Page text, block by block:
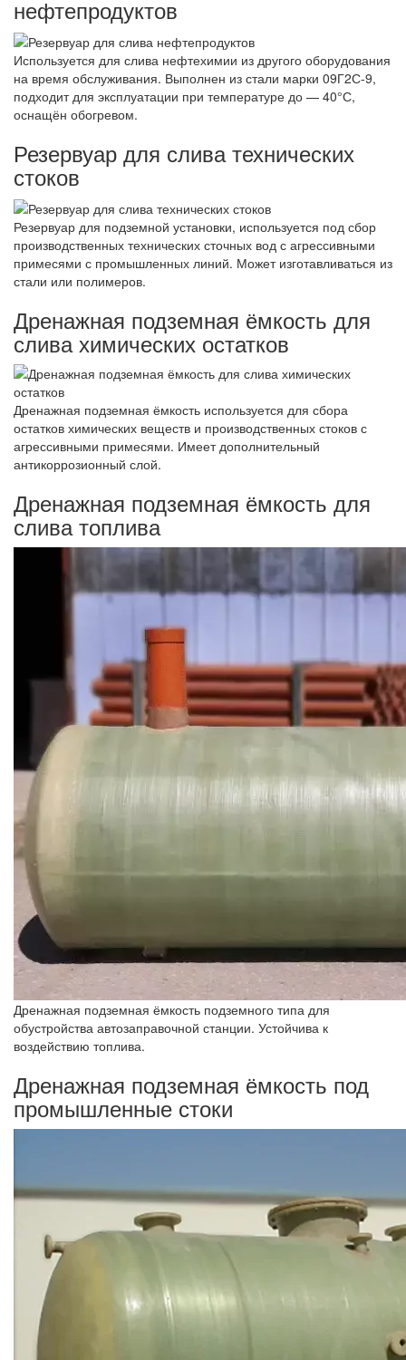
нефтепродуктов
Используется для слива нефтехимии из другого оборудования
на время обслуживания. Выполнен из стали марки 09Г2С-9,
подходит для эксплуатации при температуре до — 40°С,
оснащён обогревом.
Резервуар для слива технических
стоков
Резервуар для подземной установки, используется под сбор
производственных технических сточных вод с агрессивными
примесями с промышленных линий. Может изготавливаться из
стали или полимеров.
Дренажная подземная ёмкость для
слива химических остатков
Дренажная подземная ёмкость используется для сбора
остатков химических веществ и производственных стоков с
агрессивными примесями. Имеет дополнительный
антикоррозионный слой.
Дренажная подземная ёмкость для
слива топлива
Дренажная подземная ёмкость подземного типа для
обустройства автозаправочной станции. Устойчива к
воздействию топлива.
Дренажная подземная ёмкость под
промышленные стоки